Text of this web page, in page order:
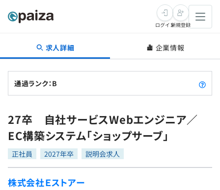
転職・キャリア
転職成功ガイド
転職エージェント
インタビュー
転職成功ガイド
新卒就活
求人検索
本選考
インターン
学習
問題集
プログラミング言語
ゲーム・マンガ
ログイン新規登録
求人詳細 企業情報
通過ランク：B
27卒 自社サービスWebエンジニア／
EC構築システム「ショップサーブ」
正社員 2027年卒 説明会求人
株式会社Ｅストアー